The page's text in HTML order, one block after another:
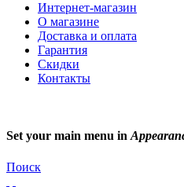
Интернет-магазин
О магазине
Доставка и оплата
Гарантия
Скидки
Контакты
Set your main menu in
Поиск